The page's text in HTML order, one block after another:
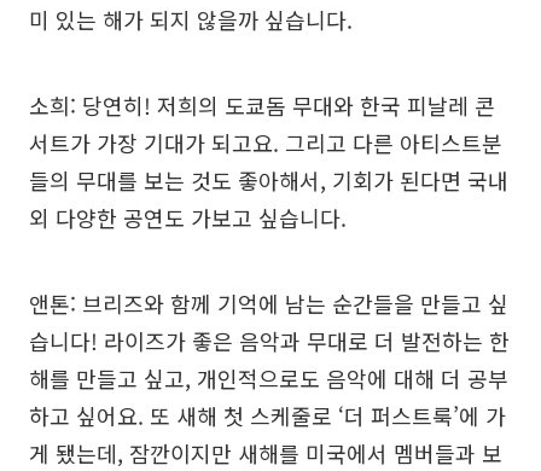
미 있는 해가 되지 않을까 싶습니다.
소희: 당연히! 저희의 도쿄돔 무대와 한국 피날레 콘
서트가 가장 기대가 되고요. 그리고 다른 아티스트분
들의 무대를 보는 것도 좋아해서, 기회가 된다면 국내
외 다양한 공연도 가보고 싶습니다.
앤톤: 브리즈와 함께 기억에 남는 순간들을 만들고 싶
습니다! 라이즈가 좋은 음악과 무대로 더 발전하는 한
해를 만들고 싶고, 개인적으로도 음악에 대해 더 공부
하고 싶어요. 또 새해 첫 스케줄로 ‘더 퍼스트룩’에 가
게 됐는데, 잠깐이지만 새해를 미국에서 멤버들과 보